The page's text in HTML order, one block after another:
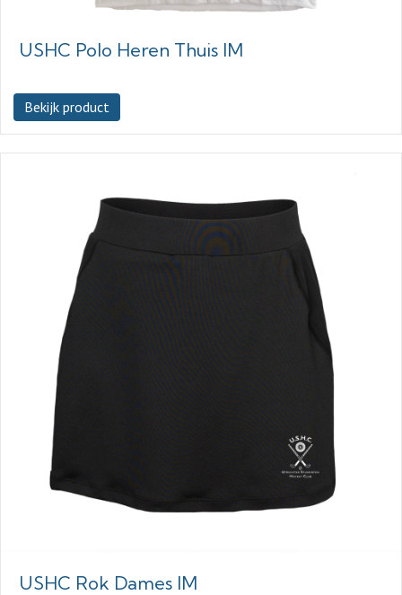
USHC Polo Heren Thuis IM
Bekijk product
USHC Rok Dames IM